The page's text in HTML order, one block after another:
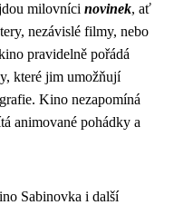
milovníci novinek, ať
nezávislé filmy, nebo
pravidelně pořádá
které jim umožňují
Kino nezapomíná
animované pohádky a
Sabinovka i další